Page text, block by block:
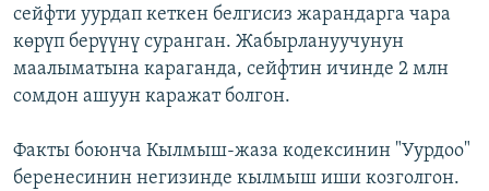
сейфти уурдап кеткен белгисиз жарандарга чара
көрүп берүүнү суранган. Жабырлануучунун
маалыматына караганда, сейфтин ичинде 2 млн
сомдон ашуун каражат болгон.
Факты боюнча Кылмыш-жаза кодексинин "Уурдоо"
беренесинин негизинде кылмыш иши козголгон.